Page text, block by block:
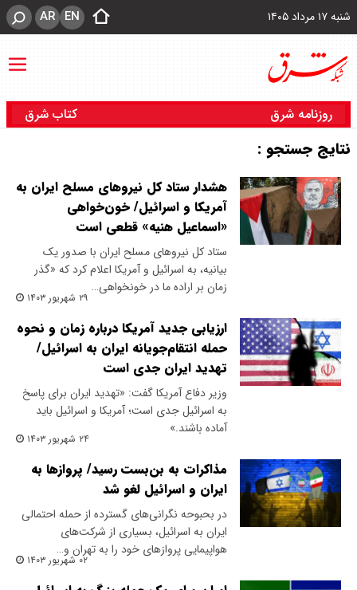
شنبه ۱۷ مرداد ۱۴۰۵ EN
AR
روزنامه شرق کتاب شرق
نتایج جستجو :
هشدار ستاد کل نیروهای مسلح ایران به
آمریکا و اسرائیل/ خون‌خواهی
«اسماعیل هنیه» قطعی است
ستاد کل نیرو‌های مسلح ایران با صدور یک
بیانیه، به اسرائیل و آمریکا اعلام کرد که «گذر
زمان بر اراده ما در خونخواهی…
۲۹ شهریور ۱۴۰۳
ارزیابی جدید آمریکا درباره زمان و نحوه
حمله انتقام‌جویانه ایران به اسرائیل/
تهدید ایران جدی است
وزیر دفاع آمریکا گفت: «تهدید ایران برای پاسخ
به اسرائیل جدی است؛ آمریکا و اسرائیل باید
آماده باشند.»
۲۴ شهریور ۱۴۰۳
مذاکرات به بن‌بست رسید/ پرواز‌ها به
ایران و اسرائیل لغو شد
در بحبوحه نگرانی‌های گسترده از حمله احتمالی
ایران به اسرائیل، بسیاری از شرکت‌های
هواپیمایی پروازهای خود را به تهران و…
۰۲ شهریور ۱۴۰۳